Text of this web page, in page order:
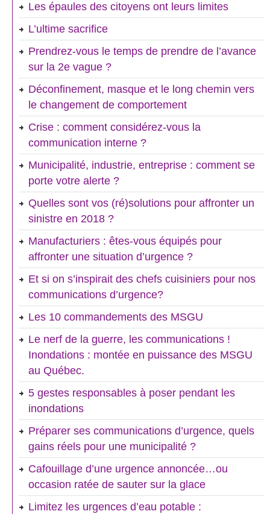
Les épaules des citoyens ont leurs limites
L’ultime sacrifice
Prendrez-vous le temps de prendre de l’avance
sur la 2e vague ?
Déconfinement, masque et le long chemin vers
le changement de comportement
Crise : comment considérez-vous la
communication interne ?
Municipalité, industrie, entreprise : comment se
porte votre alerte ?
Quelles sont vos (ré)solutions pour affronter un
sinistre en 2018 ?
Manufacturiers : êtes-vous équipés pour
affronter une situation d’urgence ?
Et si on s’inspirait des chefs cuisiniers pour nos
communications d’urgence?
Les 10 commandements des MSGU
Le nerf de la guerre, les communications !
Inondations : montée en puissance des MSGU
au Québec.
5 gestes responsables à poser pendant les
inondations
Préparer ses communications d’urgence, quels
gains réels pour une municipalité ?
Cafouillage d’une urgence annoncée…ou
occasion ratée de sauter sur la glace
Limitez les urgences d’eau potable :